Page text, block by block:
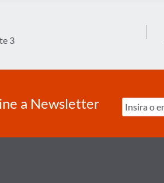
3
a Newsletter